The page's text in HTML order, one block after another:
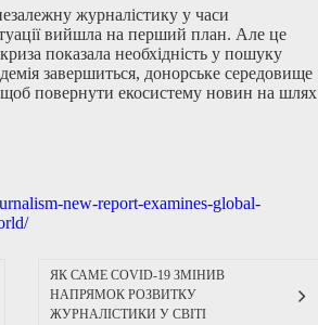
журналістику у часи
вийшла на перший план. Але це
показала необхідність у пошуку
завершиться, донорське середовище
повернути екосистему новин на шлях
new-report-examines-global-
ЯК САМЕ COVID-19 ЗМІНИВ
НАПРЯМОК РОЗВИТКУ
ЖУРНАЛІСТИКИ У СВІТІ